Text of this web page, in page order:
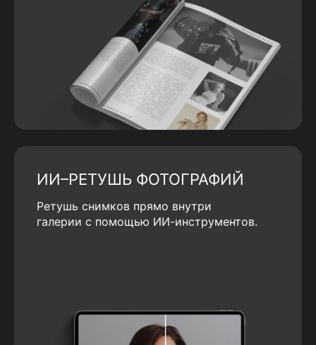
ИИ–РЕТУШЬ ФОТОГРАФИЙ
Ретушь снимков прямо внутри
галерии с помощью ИИ-инструментов.